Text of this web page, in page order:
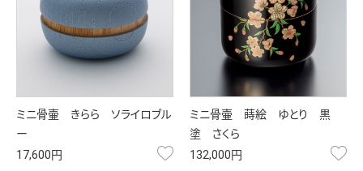
ミニ骨壷 きらら ソライロブル
ー
17,600円
お気に入り
ミニ骨壷 蒔絵 ゆとり 黒
塗 さくら
132,000円